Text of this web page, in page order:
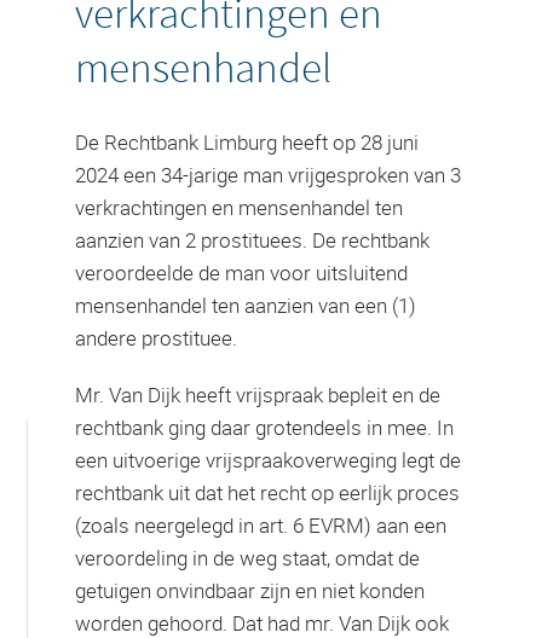
verkrachtingen en
mensenhandel
De Rechtbank Limburg heeft op 28 juni
2024 een 34-jarige man vrijgesproken van 3
verkrachtingen en mensenhandel ten
aanzien van 2 prostituees. De rechtbank
veroordeelde de man voor uitsluitend
mensenhandel ten aanzien van een (1)
andere prostituee.
Mr. Van Dijk heeft vrijspraak bepleit en de
rechtbank ging daar grotendeels in mee. In
een uitvoerige vrijspraakoverweging legt de
rechtbank uit dat het recht op eerlijk proces
(zoals neergelegd in art. 6 EVRM) aan een
veroordeling in de weg staat, omdat de
getuigen onvindbaar zijn en niet konden
worden gehoord. Dat had mr. Van Dijk ook